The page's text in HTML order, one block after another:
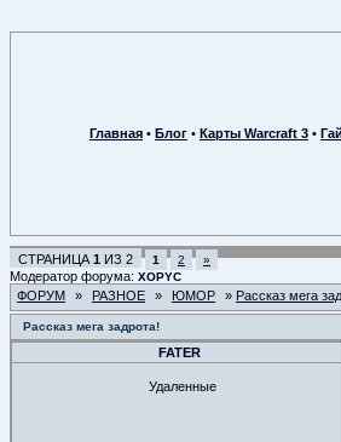
Главная • Блог • Карты Warcraft 3 •
СТРАНИЦА 1 ИЗ 2 1 2 »
Модератор форума: XOPYC
ФОРУМ » РАЗНОЕ » ЮМОР » Рассказ мега
Рассказ мега задрота!
FATER
Удаленные